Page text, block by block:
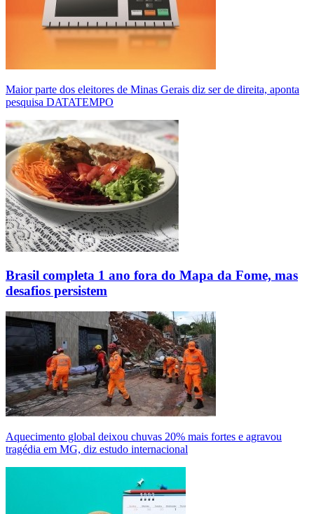
Maior parte dos eleitores de Minas Gerais diz ser de direita, aponta
pesquisa DATATEMPO
Brasil completa 1 ano fora do Mapa da Fome, mas
desafios persistem
Aquecimento global deixou chuvas 20% mais fortes e agravou
tragédia em MG, diz estudo internacional